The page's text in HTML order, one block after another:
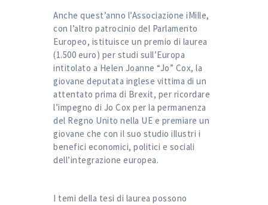
Anche quest’anno l’Associazione iMille,
con l’altro patrocinio del Parlamento
Europeo, istituisce un premio di laurea
(1.500 euro) per studi sull’Europa
intitolato a Helen Joanne “Jo” Cox, la
giovane deputata inglese vittima di un
attentato prima di Brexit, per ricordare
l’impegno di Jo Cox per la permanenza
del Regno Unito nella UE e premiare un
giovane che con il suo studio illustri i
benefici economici, politici e sociali
dell’integrazione europea.
I temi della tesi di laurea possono